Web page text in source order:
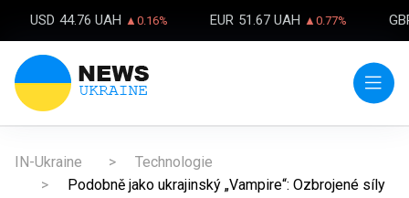
USD 44.76 UAH ▲0.16% EUR 51.67 UAH ▲0.77%
IN-Ukraine
Technologie
Podobně jako ukrajinský „Vampire“: Ozbrojené síly